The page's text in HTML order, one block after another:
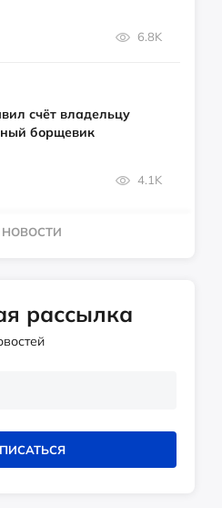
6.8K
счёт владельцу
борщевик
4.1K
НОВОСТИ
рассылка